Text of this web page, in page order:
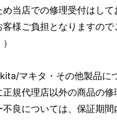
め当店での修理受付はし
客様ご負担となりますの
マキタ・その他製品に
正規代理店以外の商品の
不良については、保証期